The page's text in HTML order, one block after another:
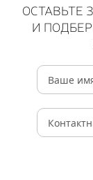
ОСТАВЬТЕ
И